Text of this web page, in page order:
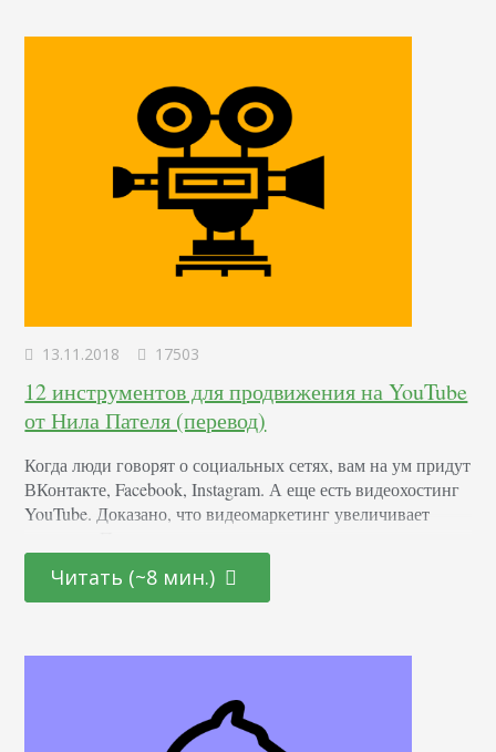
13.11.2018 17503
12 инструментов для продвижения на YouTube
от Нила Пателя (перевод)
Когда люди говорят о социальных сетях, вам на ум придут
ВКонтакте, Facebook, Instagram. А еще есть видеохостинг
YouTube. Доказано, что видеомаркетинг увеличивает
бизнеса, медийная личность, активист. Каждый месяц на
хостинг заходит миллиард людей. Количество контента —
канал на YouTube…
Читать (~8 мин.)